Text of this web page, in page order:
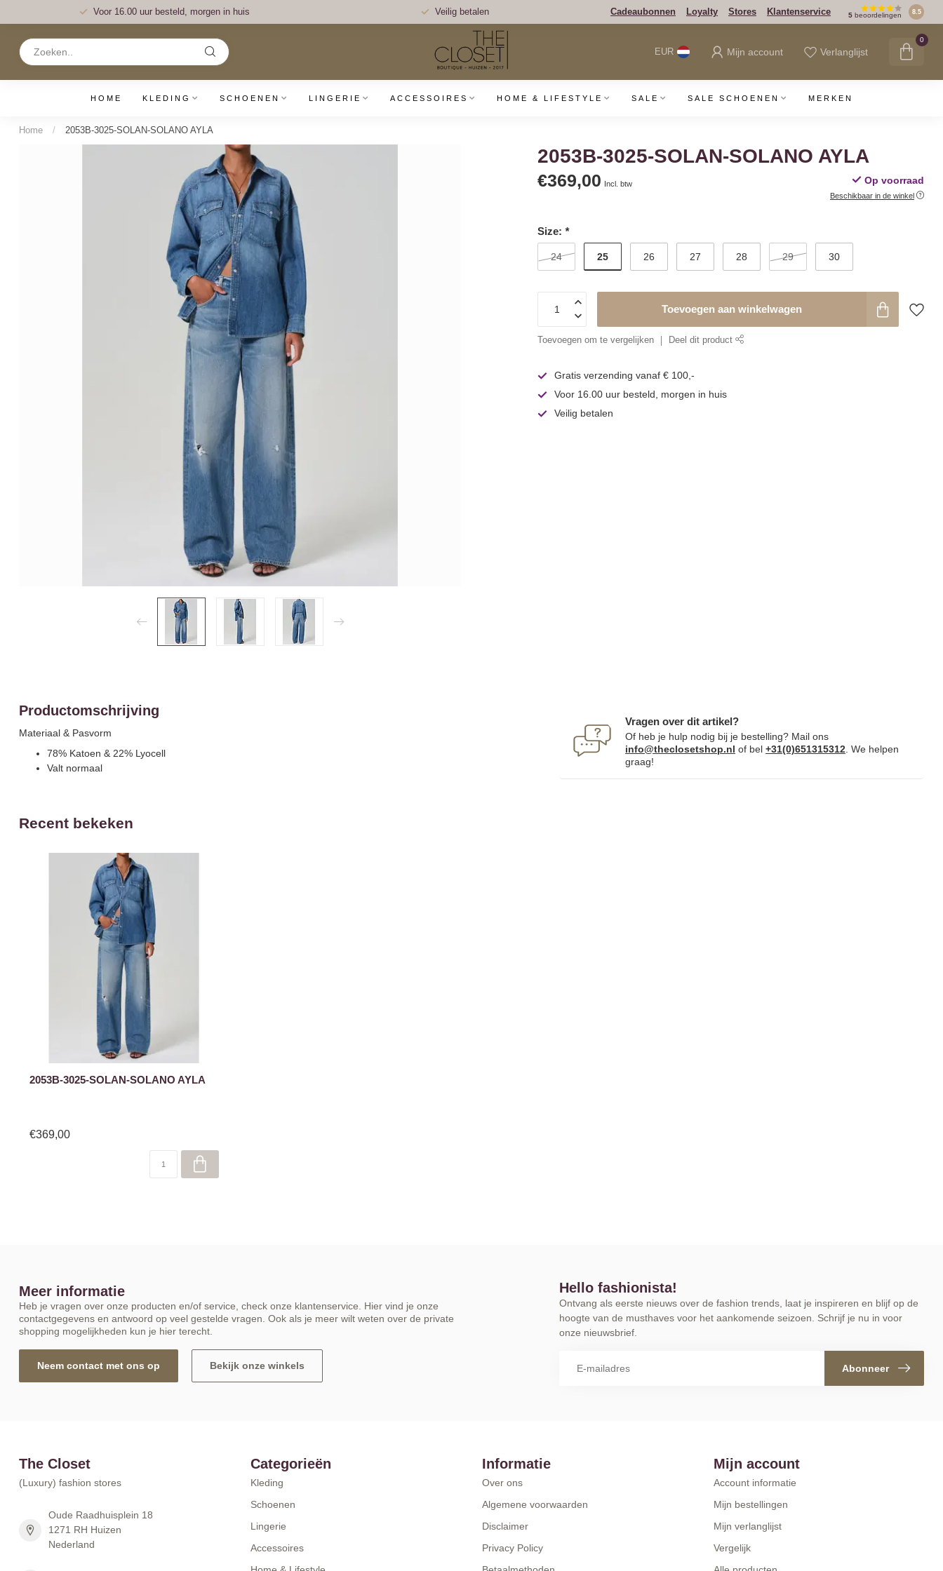
Voor 16.00 uur besteld, morgen in huis Veilig betalen Cadeaubonnen Loyalty Stores Klantenservice 5 beoordelingen 8.5
EUR Mijn account Verlanglijst
0
HOME KLEDING SCHOENEN LINGERIE ACCESSOIRES HOME & LIFESTYLE SALE SALE SCHOENEN MERKEN
Home / 2053B-3025-SOLAN-SOLANO AYLA
2053B-3025-SOLAN-SOLANO AYLA
€369,00 Incl. btw Op voorraad
Beschikbaar in de winkel
Size:*
24 25 26 27 28 29 30
Toevoegen aan winkelwagen
Toevoegen om te vergelijken Deel dit product
Gratis verzending vanaf € 100,-
Voor 16.00 uur besteld, morgen in huis
Veilig betalen
Productomschrijving
Materiaal & Pasvorm
78% Katoen & 22% Lyocell
Valt normaal
Vragen over dit artikel?
Of heb je hulp nodig bij je bestelling? Mail ons
info@theclosetshop.nl of bel +31(0)651315312 . We helpen
graag!
Recent bekeken
2053B-3025-SOLAN-SOLANO AYLA
€369,00
Meer informatie
Heb je vragen over onze producten en/of service, check onze klantenservice. Hier vind je onze
contactgegevens en antwoord op veel gestelde vragen. Ook als je meer wilt weten over de private
shopping mogelijkheden kun je hier terecht.
Neem contact met ons op Bekijk onze winkels
Hello fashionista!
Ontvang als eerste nieuws over de fashion trends, laat je inspireren en blijf op de
hoogte van de musthaves voor het aankomende seizoen. Schrijf je nu in voor
onze nieuwsbrief.
Abonneer
The Closet
(Luxury) fashion stores
Oude Raadhuisplein 18
1271 RH Huizen
Nederland
Categorieën
Kleding
Schoenen
Lingerie
Accessoires
Informatie
Over ons
Algemene voorwaarden
Disclaimer
Privacy Policy
Mijn account
Account informatie
Mijn bestellingen
Mijn verlanglijst
Vergelijk